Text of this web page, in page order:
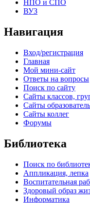
НПО и СПО
ВУЗ
Навигация
Вход/регистрация
Главная
Мой мини-сайт
Ответы на вопросы
Поиск по сайту
Сайты классов,
Сайты
Сайты коллег
Форумы
Библиотека
Поиск по
Аппликация, лепка
Воспитательная
Здоровый образ
Информатика